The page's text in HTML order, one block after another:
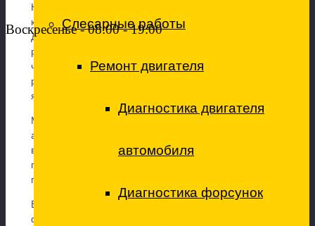
Воскресенье - 08:00 - 19:00
Слесарные работы
Ремонт двигателя
Диагностика двигателя
автомобиля
Диагностика форсунок
Некоторые водители, в желании сэкономить лишнюю
копейку, вытягивают и прочищают старый фильтр.
Делать это категорически запрещено, поскольку
ресурс каждого фильтра ограничен и, несмотря на
чистый вид, автомобилю он пользы не принесет
ровным счётом никакой. Именно поэтому замена
является самым очевидным и актуальным вариантом.
Место установки фильтра зависит от марки и модели
автомобиля, однако сами фильтры похожи, поскольку
в большинстве своем сделаны по одному и тому же
принципу. Как поменять воздушный фильтр? Очень
просто!
В автомобилях с инжекторным типом двигателя,
фильтр зачастую располагается в пластиковом